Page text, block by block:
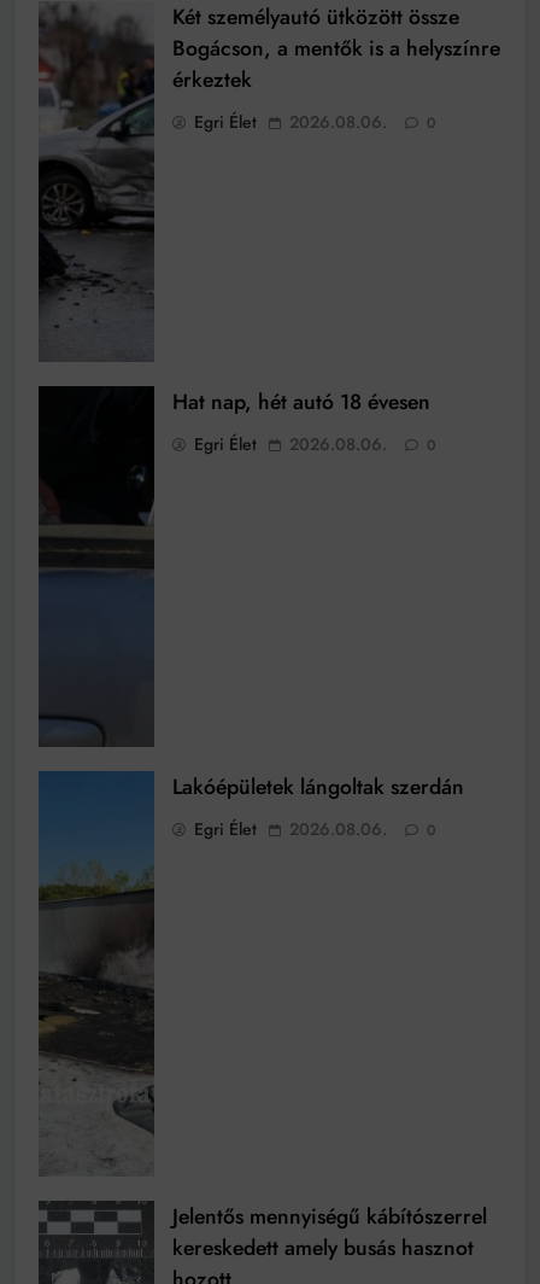
Két személyautó ütközött össze
Bogácson, a mentők is a helyszínre
érkeztek
Egri Élet 2026.08.06. 0
Hat nap, hét autó 18 évesen
Egri Élet 2026.08.06. 0
Lakóépületek lángoltak szerdán
Egri Élet 2026.08.06. 0
Jelentős mennyiségű kábítószerrel
kereskedett amely busás hasznot